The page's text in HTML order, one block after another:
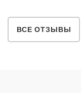
ВСЕ ОТЗЫВЫ